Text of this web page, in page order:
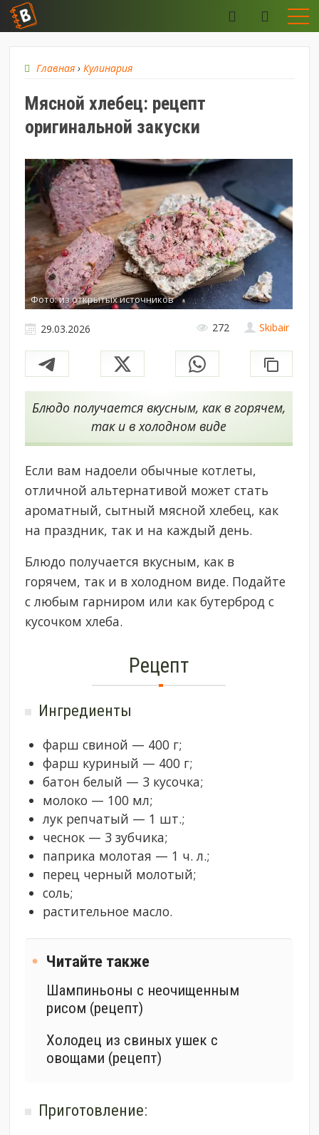
Главная ›Кулинария
Мясной хлебец: рецепт
оригинальной закуски
Фото: из открытых источников
Skibair
29.03.2026 272
Блюдо получается вкусным, как в горячем,
так и в холодном виде
Если вам надоели обычные котлеты,
отличной альтернативой может стать
ароматный, сытный мясной хлебец, как
на праздник, так и на каждый день.
Блюдо получается вкусным, как в
горячем, так и в холодном виде. Подайте
с любым гарниром или как бутерброд с
кусочком хлеба.
Рецепт
Ингредиенты
фарш свиной — 400 г;
фарш куриный — 400 г;
батон белый — 3 кусочка;
молоко — 100 мл;
лук репчатый — 1 шт.;
чеснок — 3 зубчика;
паприка молотая — 1 ч. л.;
перец черный молотый;
соль;
растительное масло.
Читайте также
Шампиньоны с неочищенным
рисом (рецепт)
Холодец из свиных ушек с
овощами (рецепт)
Приготовление: